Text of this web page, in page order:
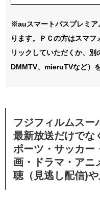
※auスマートパスプレミア
ります。ＰＣの方はスマ
リックしていただくか、
DMMTV、mieruTVなど）
フジフィルムスー
最新放送だけでな
ポーツ・サッカー
画・ドラマ・アニ
聴（見逃し配信)や